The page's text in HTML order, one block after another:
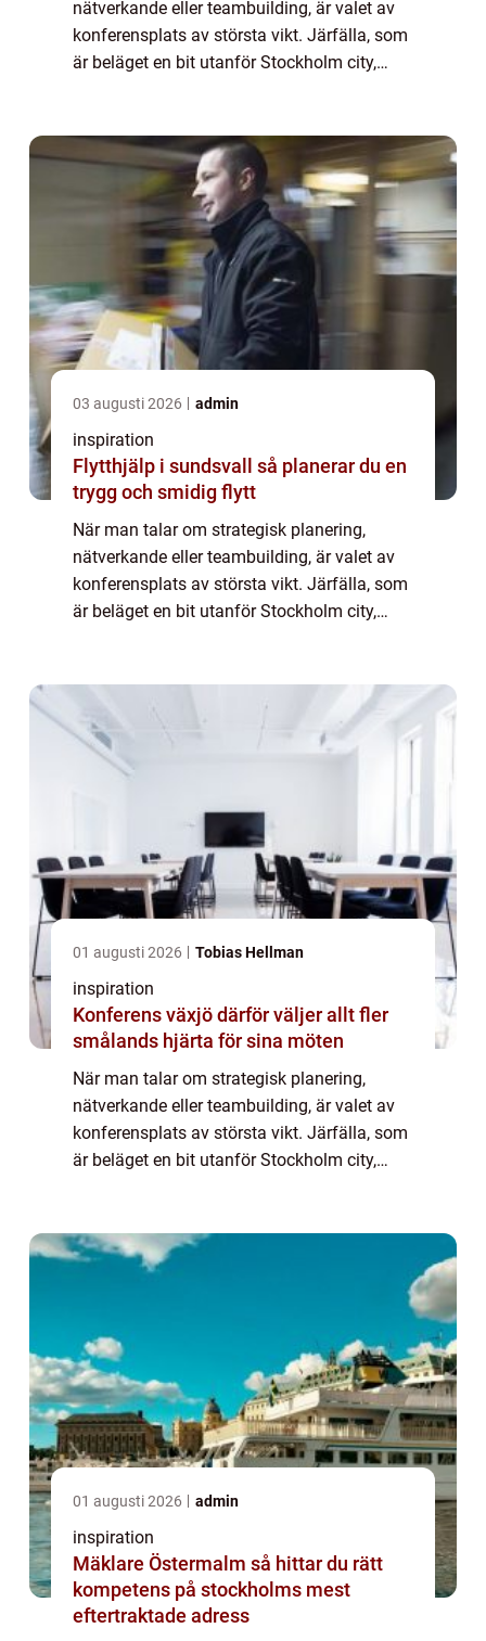
nätverkande eller teambuilding, är valet av
konferensplats av största vikt. Järfälla, som
är beläget en bit utanför Stockholm city,
or...
03 augusti 2026 admin
inspiration
Flytthjälp i sundsvall så planerar du en
trygg och smidig flytt
När man talar om strategisk planering,
nätverkande eller teambuilding, är valet av
konferensplats av största vikt. Järfälla, som
är beläget en bit utanför Stockholm city,
01 augusti 2026 Tobias Hellman
inspiration
Konferens växjö därför väljer allt fler
smålands hjärta för sina möten
När man talar om strategisk planering,
nätverkande eller teambuilding, är valet av
konferensplats av största vikt. Järfälla, som
är beläget en bit utanför Stockholm city,
or...
01 augusti 2026 admin
inspiration
Mäklare Östermalm så hittar du rätt
kompetens på stockholms mest
eftertraktade adress